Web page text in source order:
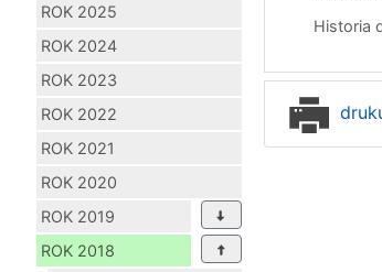
ROK 2025
ROK 2024
ROK 2023
ROK 2022
ROK 2021
ROK 2020
ROK 2019
ROK 2018
Historia